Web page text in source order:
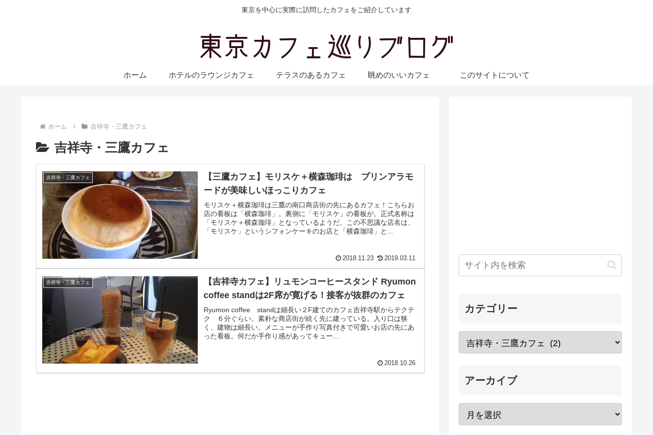
東京を中心に実際に訪問したカフェをご紹介しています
ホーム ホテルのラウンジカフェ テラスのあるカフェ 眺めのいいカフェ このサイトについて
ホーム 吉祥寺・三鷹カフェ
吉祥寺・三鷹カフェ
吉祥寺・三鷹カフェ
【三鷹カフェ】モリスケ＋横森珈琲は プリンアラモ
ードが美味しいほっこりカフェ
モリスケ＋横森珈琲は三鷹の南口商店街の先にあるカフェ！こちらお
店の看板は「横森珈琲」。裏側に「モリスケ」の看板が。正式名称は
「モリスケ＋横森珈琲」となっているようだ。この不思議な店名は、
「モリスケ」というシフォンケーキのお店と「横森珈琲」と...
2018.11.23 2019.03.11
吉祥寺・三鷹カフェ
【吉祥寺カフェ】リュモンコーヒースタンド Ryumon
coffee standは2F席が寛げる！接客が抜群のカフェ
Ryumon coffee standは細長い２F建てのカフェ吉祥寺駅からテクテ
ク ６分ぐらい。素朴な商店街が続く先に建っている。入り口は狭
く、建物は細長い。メニューが手作り写真付きで可愛いお店の先にあ
った看板。何だか手作り感があってキュー...
2018.10.26
カテゴリー
アーカイブ